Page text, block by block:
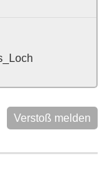
Verstoß melden